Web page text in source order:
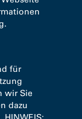
.
für
wir Sie
dazu